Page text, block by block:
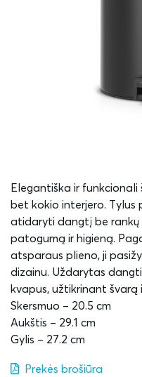
Elegantiška ir funkcionali
bet kokio interjero. Tylus
atidaryti dangtį be rankų
patogumą ir higieną.
atsparaus plieno, ji
dizainu. Uždarytas
kvapus, užtikrinant švarą
Skersmuo – 20.5 cm
Aukštis – 29.1 cm
Gylis – 27.2 cm
Prekės brošiūra